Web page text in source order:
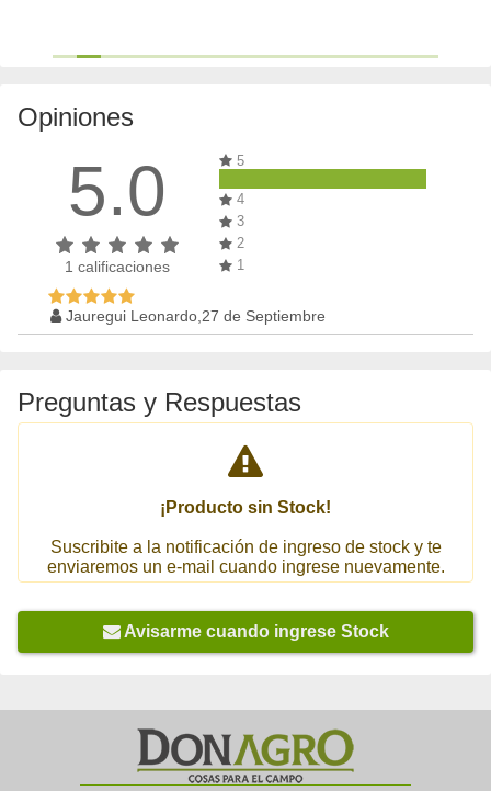
Opiniones
5.0
1 calificaciones
5
4
3
2
1
Jauregui Leonardo,27 de Septiembre
Preguntas y Respuestas
¡Producto sin Stock!
Suscribite a la notificación de ingreso de stock y te
enviaremos un e-mail cuando ingrese nuevamente.
Avisarme cuando ingrese Stock